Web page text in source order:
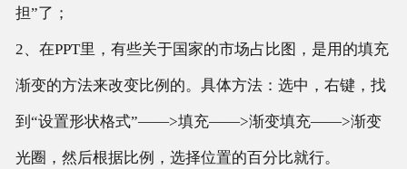
担”了；
2、在PPT里，有些关于国家的市场占比图，是用的填充
渐变的方法来改变比例的。具体方法：选中，右键，找
到“设置形状格式”——>填充——>渐变填充——>渐变
光圈，然后根据比例，选择位置的百分比就行。